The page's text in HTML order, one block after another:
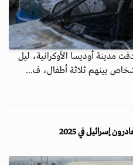
أوديسا الأوكرانية، ليل
بينهم ثلاثة أطفال، ف...